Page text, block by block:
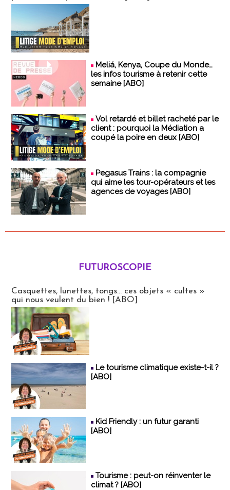
Meliá, Kenya, Coupe du Monde…
les infos tourisme à retenir cette
semaine [ABO]
Vol retardé et billet racheté par le
client : pourquoi la Médiation a
coupé la poire en deux [ABO]
Pegasus Trains : la compagnie
qui aime les tour-opérateurs et les
agences de voyages [ABO]
FUTUROSCOPIE
Casquettes, lunettes, tongs... ces objets « cultes »
qui nous veulent du bien ! [ABO]
Le tourisme climatique existe-t-il ?
[ABO]
Kid Friendly : un futur garanti
[ABO]
Tourisme : peut-on réinventer le
climat ? [ABO]